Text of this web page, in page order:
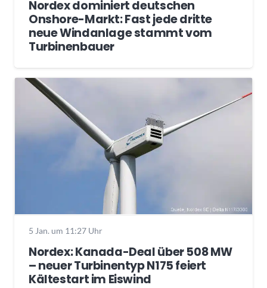
Nordex dominiert deutschen
Onshore-Markt: Fast jede dritte
neue Windanlage stammt vom
Turbinenbauer
5 Jan. um 11:27 Uhr
Nordex: Kanada-Deal über 508 MW
– neuer Turbinentyp N175 feiert
Kältestart im Eiswind